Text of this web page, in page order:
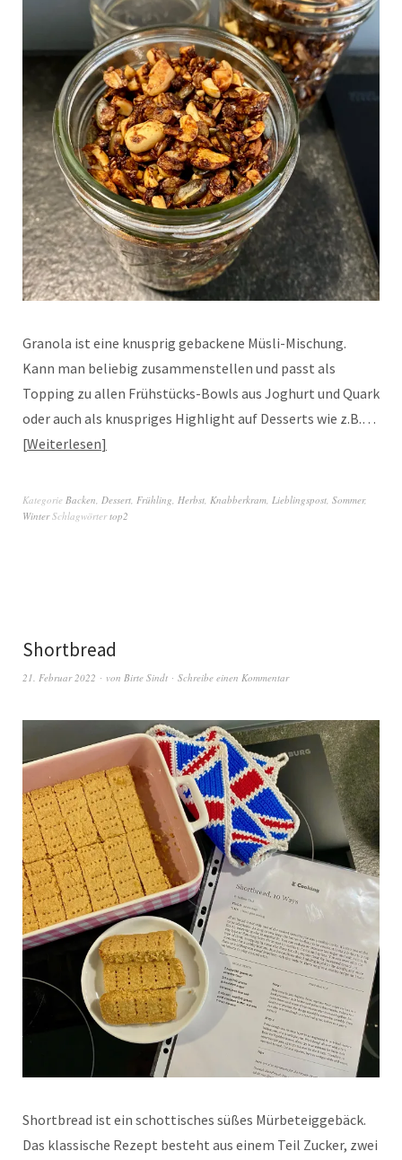
Granola ist eine knusprig gebackene Müsli-Mischung.
Kann man beliebig zusammenstellen und passt als
Topping zu allen Frühstücks-Bowls aus Joghurt und Quark
oder auch als knuspriges Highlight auf Desserts wie z.B.…
Weiterlesen
Kategorie Backen, Dessert, Frühling, Herbst, Knabberkram, Lieblingspost, Sommer,
Winter Schlagwörtertop2
Shortbread
21. Februar 2022 von Birte Sindt Schreibe einen Kommentar
Shortbread ist ein schottisches süßes Mürbeteiggebäck.
Das klassische Rezept besteht aus einem Teil Zucker, zwei